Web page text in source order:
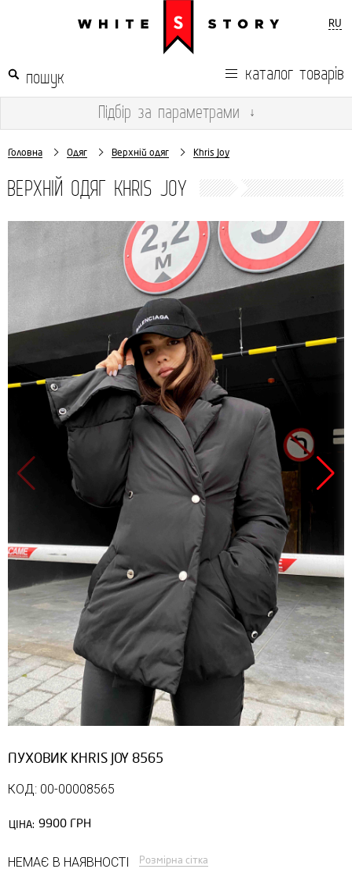
RU
каталог товарів
Підбір за параметрами ↓
Головна Одяг Верхній одяг Khris Joy
ВЕРХНІЙ ОДЯГ KHRIS JOY
Продано
ПУХОВИК KHRIS JOY 8565
КОД: 00-00008565
ЦІНА: 9900 ГРН
НЕМАЄ В НАЯВНОСТІ Розмірна сітка